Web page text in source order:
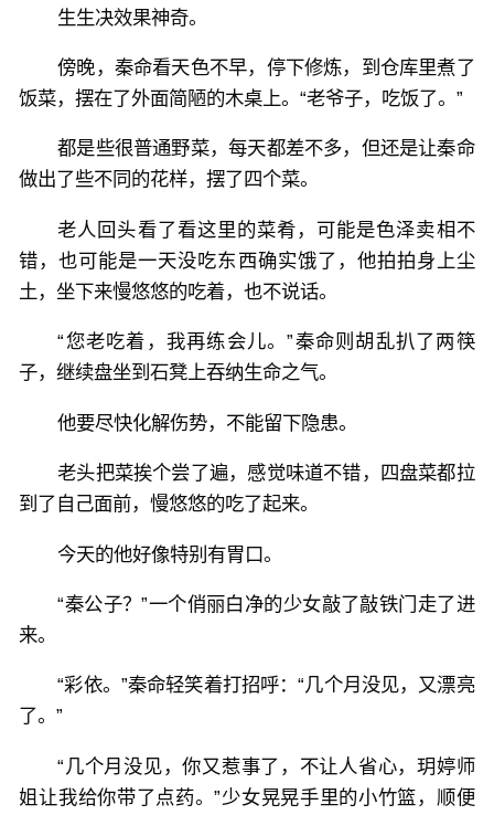
生生决效果神奇。
傍晚，秦命看天色不早，停下修炼，到仓库里煮了
饭菜，摆在了外面简陋的木桌上。“老爷子，吃饭了。”
都是些很普通野菜，每天都差不多，但还是让秦命
做出了些不同的花样，摆了四个菜。
老人回头看了看这里的菜肴，可能是色泽卖相不
错，也可能是一天没吃东西确实饿了，他拍拍身上尘
土，坐下来慢悠悠的吃着，也不说话。
“您老吃着，我再练会儿。”秦命则胡乱扒了两筷
子，继续盘坐到石凳上吞纳生命之气。
他要尽快化解伤势，不能留下隐患。
老头把菜挨个尝了遍，感觉味道不错，四盘菜都拉
到了自己面前，慢悠悠的吃了起来。
今天的他好像特别有胃口。
“秦公子？”一个俏丽白净的少女敲了敲铁门走了进
来。
“彩依。”秦命轻笑着打招呼：“几个月没见，又漂亮
了。”
“几个月没见，你又惹事了，不让人省心，玥婷师
姐让我给你带了点药。”少女晃晃手里的小竹篮，顺便